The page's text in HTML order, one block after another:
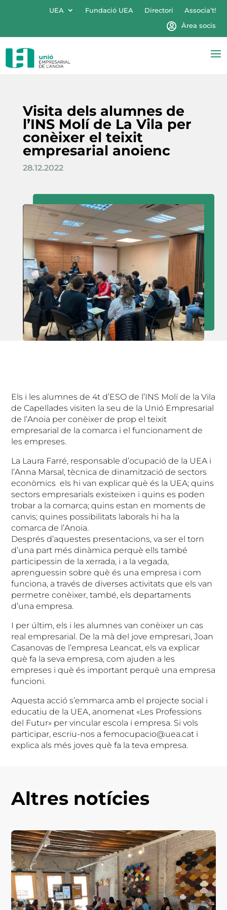
UEA Fundació UEA Directori
Associa’t!
Àrea socis
Visita dels alumnes de
l’INS Molí de La Vila per
conèixer el teixit
empresarial anoienc
28.12.2022
Els i les alumnes de 4t d’ESO de l’INS Molí de la Vila
de Capellades visiten la seu de la Unió Empresarial
de l’Anoia per conèixer de prop el teixit
empresarial de la comarca i el funcionament de
les empreses.
La Laura Farré, responsable d’ocupació de la UEA i
l’Anna Marsal, tècnica de dinamització de sectors
econòmics els hi van explicar què és la UEA; quins
sectors empresarials existeixen i quins es poden
trobar a la comarca; quins estan en moments de
canvis; quines possibilitats laborals hi ha la
comarca de l’Anoia.
Després d’aquestes presentacions, va ser el torn
d’una part més dinàmica perquè ells també
participessin de la xerrada, i a la vegada,
aprenguessin sobre què és una empresa i com
funciona, a través de diverses activitats que els van
permetre conèixer, també, els departaments
d’una empresa.
I per últim, els i les alumnes van conèixer un cas
real empresarial. De la mà del jove empresari, Joan
Casanovas de l’empresa Leancat, els va explicar
què fa la seva empresa, com ajuden a les
empreses i què és important perquè una empresa
funcioni.
Aquesta acció s’emmarca amb el projecte social i
educatiu de la UEA, anomenat «Les Professions
del Futur» per vincular escola i empresa. Si vols
participar, escriu-nos a femocupacio@uea.cat i
explica als més joves què fa la teva empresa.
Altres notícies